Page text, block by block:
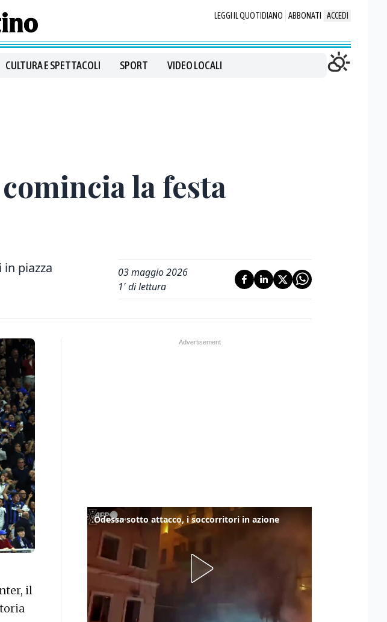
LEGGI IL QUOTIDIANO ABBONATI ACCEDI
CULTURA E SPETTACOLI SPORT VIDEO LOCALI
la festa
piazza
03 maggio 2026
1' di lettura
il
Odessa sotto attacco, i soccorritori in azione